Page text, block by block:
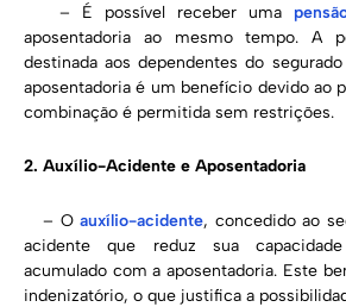
– É possível receber uma
aposentadoria ao mesmo tempo. A
destinada aos dependentes do
aposentadoria é um benefício devido ao
combinação é permitida sem restrições.
2. Auxílio-Acidente e Aposentadoria
– Oauxílio-acidente, concedido ao
acidente que reduz sua
acumulado com a aposentadoria. Este
indenizatório, o que justifica a